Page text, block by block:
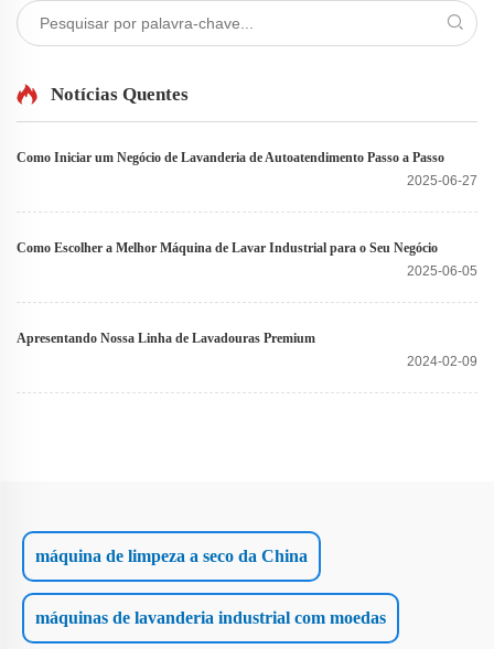
Notícias Quentes
Como Iniciar um Negócio de Lavanderia de Autoatendimento Passo a Passo
2025-06-27
Como Escolher a Melhor Máquina de Lavar Industrial para o Seu Negócio
2025-06-05
Apresentando Nossa Linha de Lavadouras Premium
2024-02-09
máquina de limpeza a seco da China
máquinas de lavanderia industrial com moedas